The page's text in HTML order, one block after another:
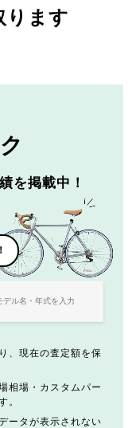
ります
を掲載中！
、現在の査定額を保
相場・カスタムパー
。
ータが表示されない